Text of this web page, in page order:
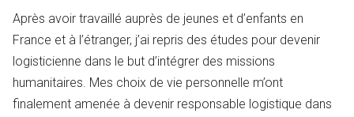
Après avoir travaillé auprès de jeunes et d’enfants en
France et à l’étranger, j’ai repris des études pour devenir
logisticienne dans le but d’intégrer des missions
humanitaires. Mes choix de vie personnelle m’ont
finalement amenée à devenir responsable logistique dans